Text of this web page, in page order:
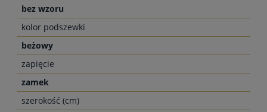
bez wzoru
kolor podszewki
beżowy
zapięcie
zamek
szerokość (cm)